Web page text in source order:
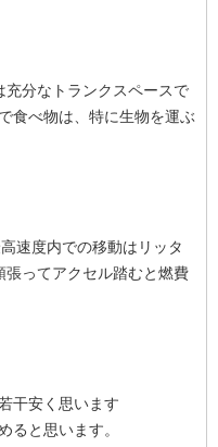
分なトランクスペースで
食べ物は、特に生物を運ぶ
速度内での移動はリッタ
ってアクセル踏むと燃費
干安く思います
ると思います。